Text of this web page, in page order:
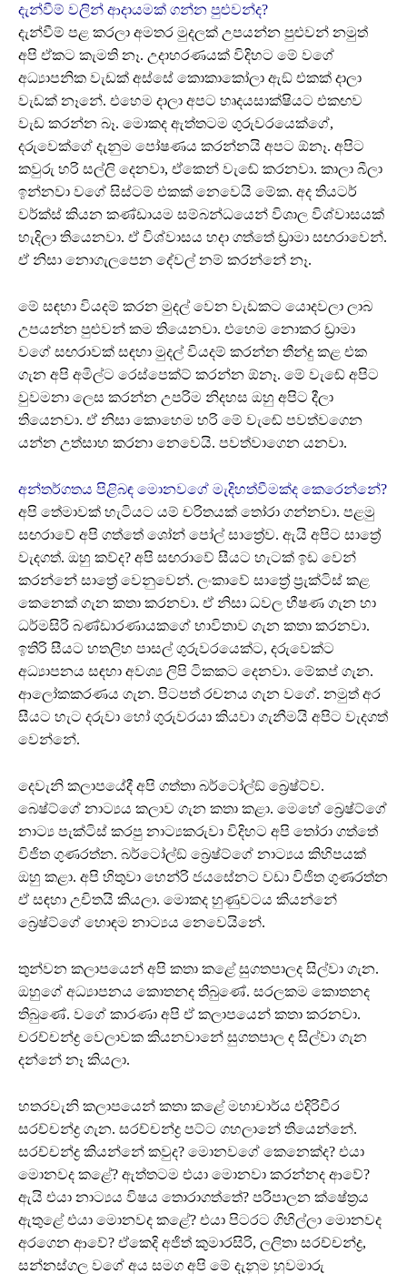
දැන්වීම් වලින් ආදායමක් ගන්න පුළුවන්ද?
දැන්වීම් පළ කරලා අමතර මුදලක් උපයන්න පුළුවන් නමුත්
අපි ඒකට කැමති නෑ. උදාහරණයක් විදිහට මේ වගේ
අධ්‍යාපනික වැඩක් අස්සේ කොකාකෝලා ඇඞ් එකක් දාලා
වැඩක් නෑනේ. එහෙම දාලා අපට හෘදයසාක්ෂියට එකඟව
වැඩ කරන්න බෑ. මොකද ඇත්තටම ගුරුවරයෙක්ගේ,
දරුවෙක්ගේ දැනුම පෝෂණය කරන්නයි අපට ඕනෑ. අපිට
කවුරු හරි සල්ලි දෙනවා, ඒකෙන් වැඬේ කරනවා. කාලා බීලා
ඉන්නවා වගේ සිස්ටම් එකක් නෙවෙයි මේක. අද තියටර්
වර්ක්ස් කියන කණ්ඩායම සම්බන්ධයෙන් විශාල විශ්වාසයක්
හැදිලා තියෙනවා. ඒ විශ්වාසය හදා ගත්තේ ඩ්‍රාමා සඟරාවෙන්.
ඒ නිසා නොගැලපෙන දේවල් නම් කරන්නේ නෑ.
මේ සඳහා වියදම් කරන මුදල් වෙන වැඩකට යොදවලා ලාබ
උපයන්න පුළුවන් කම තියෙනවා. එහෙම නොකර ඩ්‍රාමා
වගේ සඟරාවක් සඳහා මුදල් වියදම් කරන්න තීන්දු කළ එක
ගැන අපි අමිල්ට රෙස්පෙක්ට් කරන්න ඕනෑ. මේ වැඬේ අපිට
වුවමනා ලෙස කරන්න උපරිම නිදහස ඔහු අපිට දීලා
තියෙනවා. ඒ නිසා කොහෙම හරි මේ වැඬේ පවත්වගෙන
යන්න උත්සාහ කරනා නෙවෙයි. පවත්වාගෙන යනවා.
අන්තර්ගතය පිළිබඳ මොනවගේ මැදිහත්වීමක්ද කෙරෙන්නේ?
අපි තේමාවක් හැටියට යම් චරිතයක් තෝරා ගන්නවා. පළමු
සඟරාවේ අපි ගත්තේ ශෝන් පෝල් සාත්‍රේව. ඇයි අපිට සාත්‍රේ
වැදගත්. ඔහු කව්ද? අපි සඟරාවේ සීයට හැටක් ඉඩ වෙන්
කරන්නේ සාත්‍රේ වෙනුවෙන්. ලංකාවේ සාත්‍රේ ප්‍රැක්ටිස් කළ
කෙනෙක් ගැන කතා කරනවා. ඒ නිසා ධවල භීෂණ ගැන හා
ධර්මසිරි බණ්ඩාරණායකගේ භාවිතාව ගැන කතා කරනවා.
ඉතිරි සීයට හතලිහ පාසල් ගුරුවරයෙක්ට, දරුවෙක්ට
අධ්‍යාපනය සඳහා අවශ්‍ය ලිපි ටිකකට දෙනවා. මේකප් ගැන.
ආලෝකකරණය ගැන. පිටපත් රචනය ගැන වගේ. නමුත් අර
සීයට හැට දරුවා හෝ ගුරුවරයා කියවා ගැනීමයි අපිට වැදගත්
වෙන්නේ.
දෙවැනි කලාපයේදී අපි ගත්තා බර්ටෝල්ඞ් බ්‍රෙෂ්ට්ව.
බෙෂ්ට්ගේ නාට්‍යය කලාව ගැන කතා කළා. මෙහේ බ්‍රෙෂ්ට්ගේ
නාට්‍ය පැක්ටිස් කරපු නාට්‍යකරුවා විදිහට අපි තෝරා ගත්තේ
විජිත ගුණරත්න. බර්ටෝල්ඞ් බ්‍රෙෂ්ට්ගේ නාට්‍යය කිහිපයක්
ඔහු කළා. අපි හිතුවා හෙන්රි ජයසේනට වඩා විජිත ගුණරත්න
ඒ සඳහා උචිතයි කියලා. මොකද හුණුවටය කියන්නේ
බ්‍රෙෂ්ට්ගේ හොඳම නාට්‍යය නෙවෙයිනේ.
තුන්වන කලාපයෙන් අපි කතා කළේ සුගතපාලද සිල්වා ගැන.
ඔහුගේ අධ්‍යාපනය කොතනද තිබුණේ. සරලකම කොතනද
තිබුණේ. වගේ කාරණා අපි ඒ කලාපයෙන් කතා කරනවා.
චරච්චන්ද්‍ර වෙලාවක කියනවානේ සුගතපාල ද සිල්වා ගැන
දන්නේ නෑ කියලා.
හතරවැනි කලාපයෙන් කතා කළේ මහාචාර්ය එදිරිවීර
සරච්චන්ද්‍ර ගැන. සරච්චන්ද්‍ර පට්ට ගහලානේ තියෙන්නේ.
සරච්චන්ද්‍ර කියන්නේ කවුද? මොනවගේ කෙනෙක්ද? එයා
මොනවද කළේ? ඇත්තටම එයා මොනවා කරන්නද ආවේ?
ඇයි එයා නාට්‍යය විෂය තොරාගත්තේ? පරිපාලන ක්ෂේත්‍රය
ඇතුළේ එයා මොනවද කළේ? එයා පිටරට ගිහිල්ලා මොනවද
අරගෙන ආවේ? ඒකෙදි අජිත් කුමාරසිරි, ලලිතා සරච්චන්ද්‍ර,
සන්නස්ගල වගේ අය සමග අපි මේ දැනුම හුවමාරු